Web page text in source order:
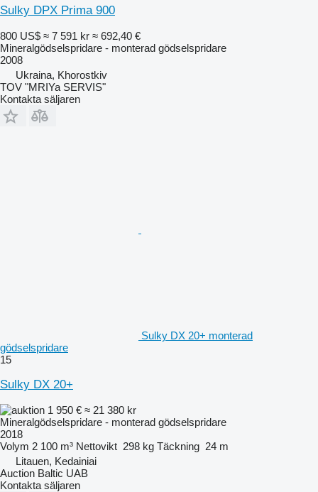
Sulky DPX Prima 900
800 US$ ≈ 7 591 kr ≈ 692,40 €
Mineralgödselspridare - monterad gödselspridare
2008
Ukraina, Khorostkiv
TOV "MRIYa SERVIS"
Kontakta säljaren
Sulky DX 20+ monterad
gödselspridare
15
Sulky DX 20+
1 950 € ≈ 21 380 kr
Mineralgödselspridare - monterad gödselspridare
2018
Volym 2 100 m³ Nettovikt 298 kg Täckning 24 m
Litauen, Kedainiai
Auction Baltic UAB
Kontakta säljaren